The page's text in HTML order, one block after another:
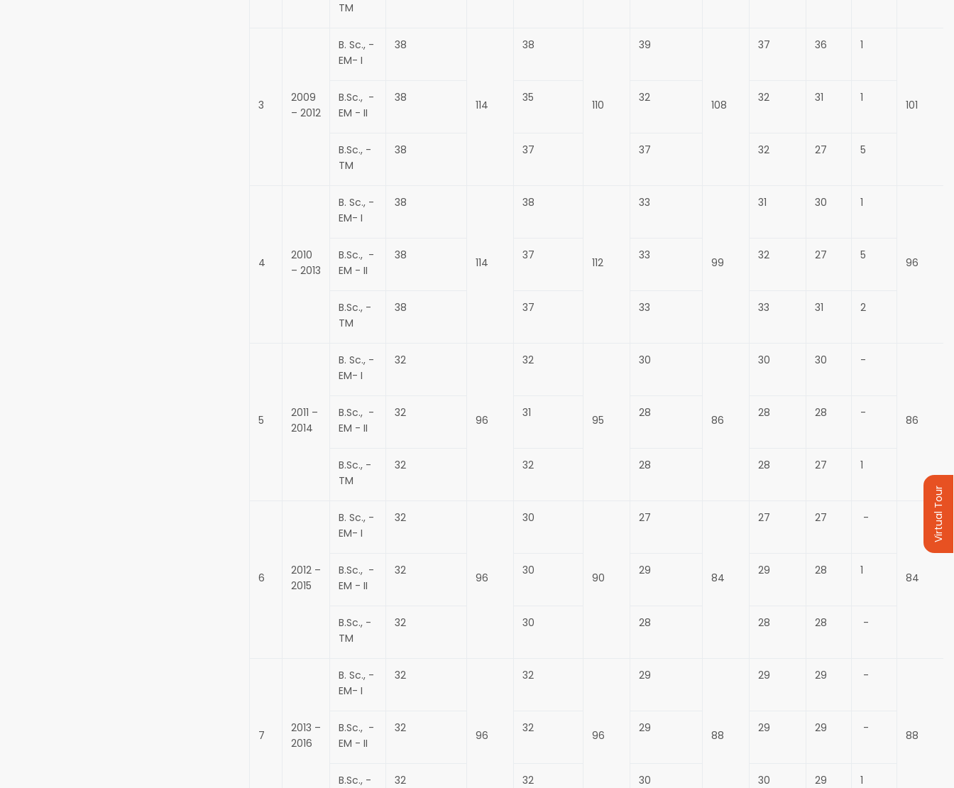
TM
3
2009
– 2012
B. Sc., -
EM- I
38
114
38
110
39
108
37 36 1
101
B.Sc., -
EM - II
38 35 32 32 31 1
B.Sc., -
TM
38 37 37 32 27 5
4
2010
– 2013
B. Sc., -
EM- I
38
114
38
112
33
99
31 30 1
96
B.Sc., -
EM - II
38 37 33 32 27 5
B.Sc., -
TM
38 37 33 33 31 2
5
2011 –
2014
B. Sc., -
EM- I
32
96
32
95
30
86
30 30 -
86
B.Sc., -
EM - II
32 31 28 28 28 -
B.Sc., -
TM
32 32 28 28 27 1
6
2012 –
2015
B. Sc., -
EM- I
32
96
30
90
27
84
27 27 -
84
B.Sc., -
EM - II
32 30 29 29 28 1
B.Sc., -
TM
32 30 28 28 28 -
7
2013 –
2016
B. Sc., -
EM- I
32
96
32
96
29
88
29 29 -
88
B.Sc., -
EM - II
32 32 29 29 29 -
B.Sc., -
32 32 30 30 29 1
Virtual Tour